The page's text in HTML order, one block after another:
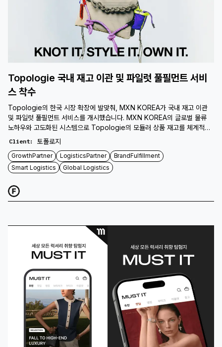
Topologie 국내 재고 이관 및 파일럿 풀필먼트 서비
스 착수
Topologie의 한국 시장 확장에 발맞춰, MXN KOREA가 국내 재고 이관
및 파일럿 풀필먼트 서비스를 개시했습니다. MXN KOREA의 글로벌 물류
노하우와 고도화된 시스템으로 Topologie의 모듈러 상품 재고를 체계적으
로 관리하며, 한국 시장 내 안정적인 공급망 구축을 위한 중요한 기반을 다집
Client: 토폴로지
GrowthPartner LogisticsPartner
BrandFulfillment
Smart Logistics
Global Logistics